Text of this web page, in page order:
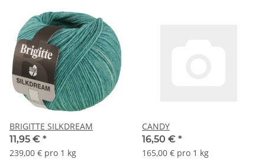
BRIGITTE SILKDREAM
11,95 € *
239,00 € pro 1 kg
CANDY
16,50 € *
165,00 € pro 1 kg